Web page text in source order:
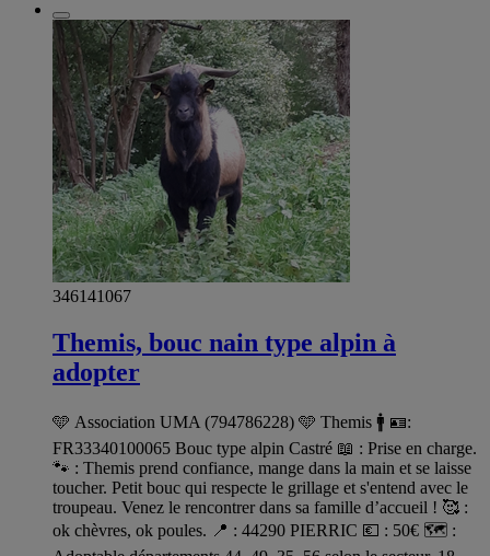
346141067
Themis, bouc nain type alpin à
adopter
🩵 Association UMA (794786228) 🩵 Themis 🚹 🪪:
FR33340100065 Bouc type alpin Castré 📖 : Prise en charge.
🐾 : Themis prend confiance, mange dans la main et se laisse
toucher. Petit bouc qui respecte le grillage et s'entend avec le
troupeau. Venez le rencontrer dans sa famille d’accueil ! 🥰 :
ok chèvres, ok poules. 📍 : 44290 PIERRIC 💶 : 50€ 🗺️ :